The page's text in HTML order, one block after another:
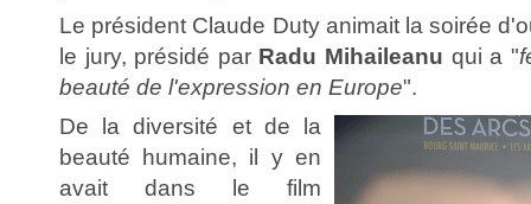
Le président Claude Duty animait la soirée
le jury, présidé par Radu Mihaileanu qui a "
beauté de l'expression en Europe".
De la diversité et de la
beauté humaine, il y en
avait dans le film